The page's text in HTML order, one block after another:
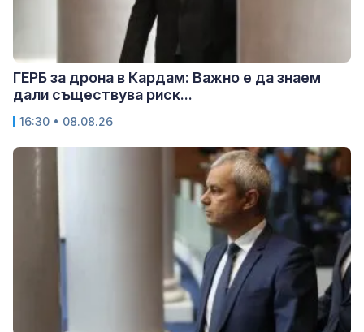
ГЕРБ за дрона в Кардам: Важно е да знаем
дали съществува риск...
16:30 • 08.08.26